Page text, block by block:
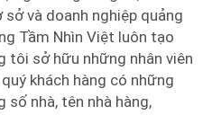
và doanh nghiệp quảng
Tầm Nhìn Việt luôn tạo
tôi sở hữu những nhân viên
khách hàng có những
số nhà, tên nhà hàng,